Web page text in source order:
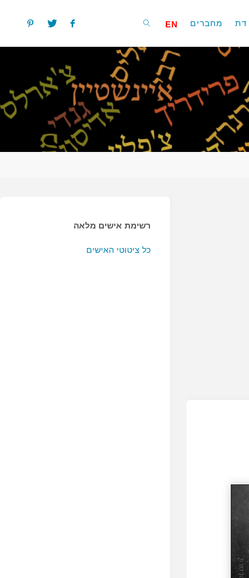
דת מחברים EN
רשימת אישים מלאה
כל ציטוטי האישים